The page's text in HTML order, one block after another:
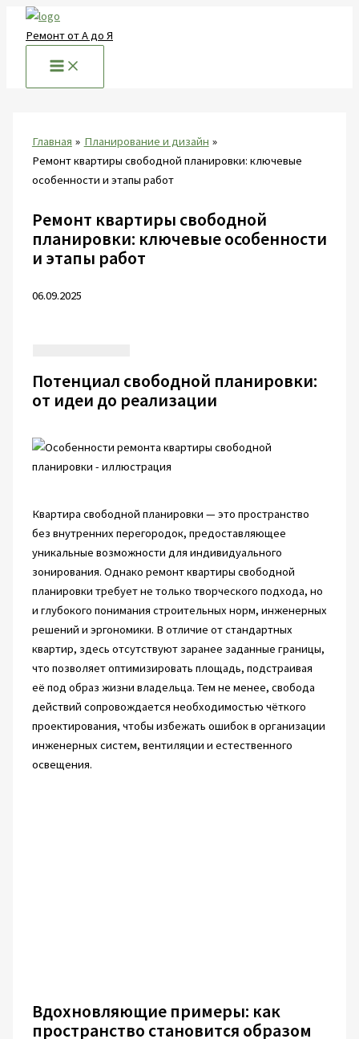
Перейти
Ремонт от А до Я
Главная
Планирование и дизайн
Ремонт квартиры свободной планировки: ключевые
особенности и этапы работ
Ремонт квартиры свободной
планировки: ключевые особенности
и этапы работ
06.09.2025
Потенциал свободной планировки:
от идеи до реализации
Квартира свободной планировки — это пространство
без внутренних перегородок, предоставляющее
уникальные возможности для индивидуального
зонирования. Однако ремонт квартиры свободной
планировки требует не только творческого подхода, но
и глубокого понимания строительных норм, инженерных
решений и эргономики. В отличие от стандартных
квартир, здесь отсутствуют заранее заданные границы,
что позволяет оптимизировать площадь, подстраивая
её под образ жизни владельца. Тем не менее, свобода
действий сопровождается необходимостью чёткого
проектирования, чтобы избежать ошибок в организации
инженерных систем, вентиляции и естественного
освещения.
Вдохновляющие примеры: как
пространство становится образом